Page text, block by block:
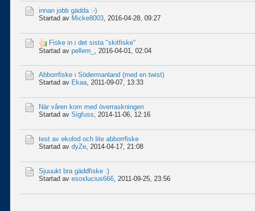
innan jobb gädda :-)
Startad av Micke8003, 2016-04-28, 09:27
Fiske in i det sista "skitfiske"
Startad av pellem_ , 2016-04-01, 02:04
Abborrfiske i Södermanland (med en twist)
Startad av Ekaa, 2011-09-07, 13:33
När våren kom med överraskningen
Startad av Sigfuss, 2014-11-06, 12:16
test av ekolod och lite abborrfiske
Startad av dyZe, 2014-04-17, 21:08
Sjuuukt bra gäddfiske :)
Startad av esoxlucius666, 2011-09-25, 23:56